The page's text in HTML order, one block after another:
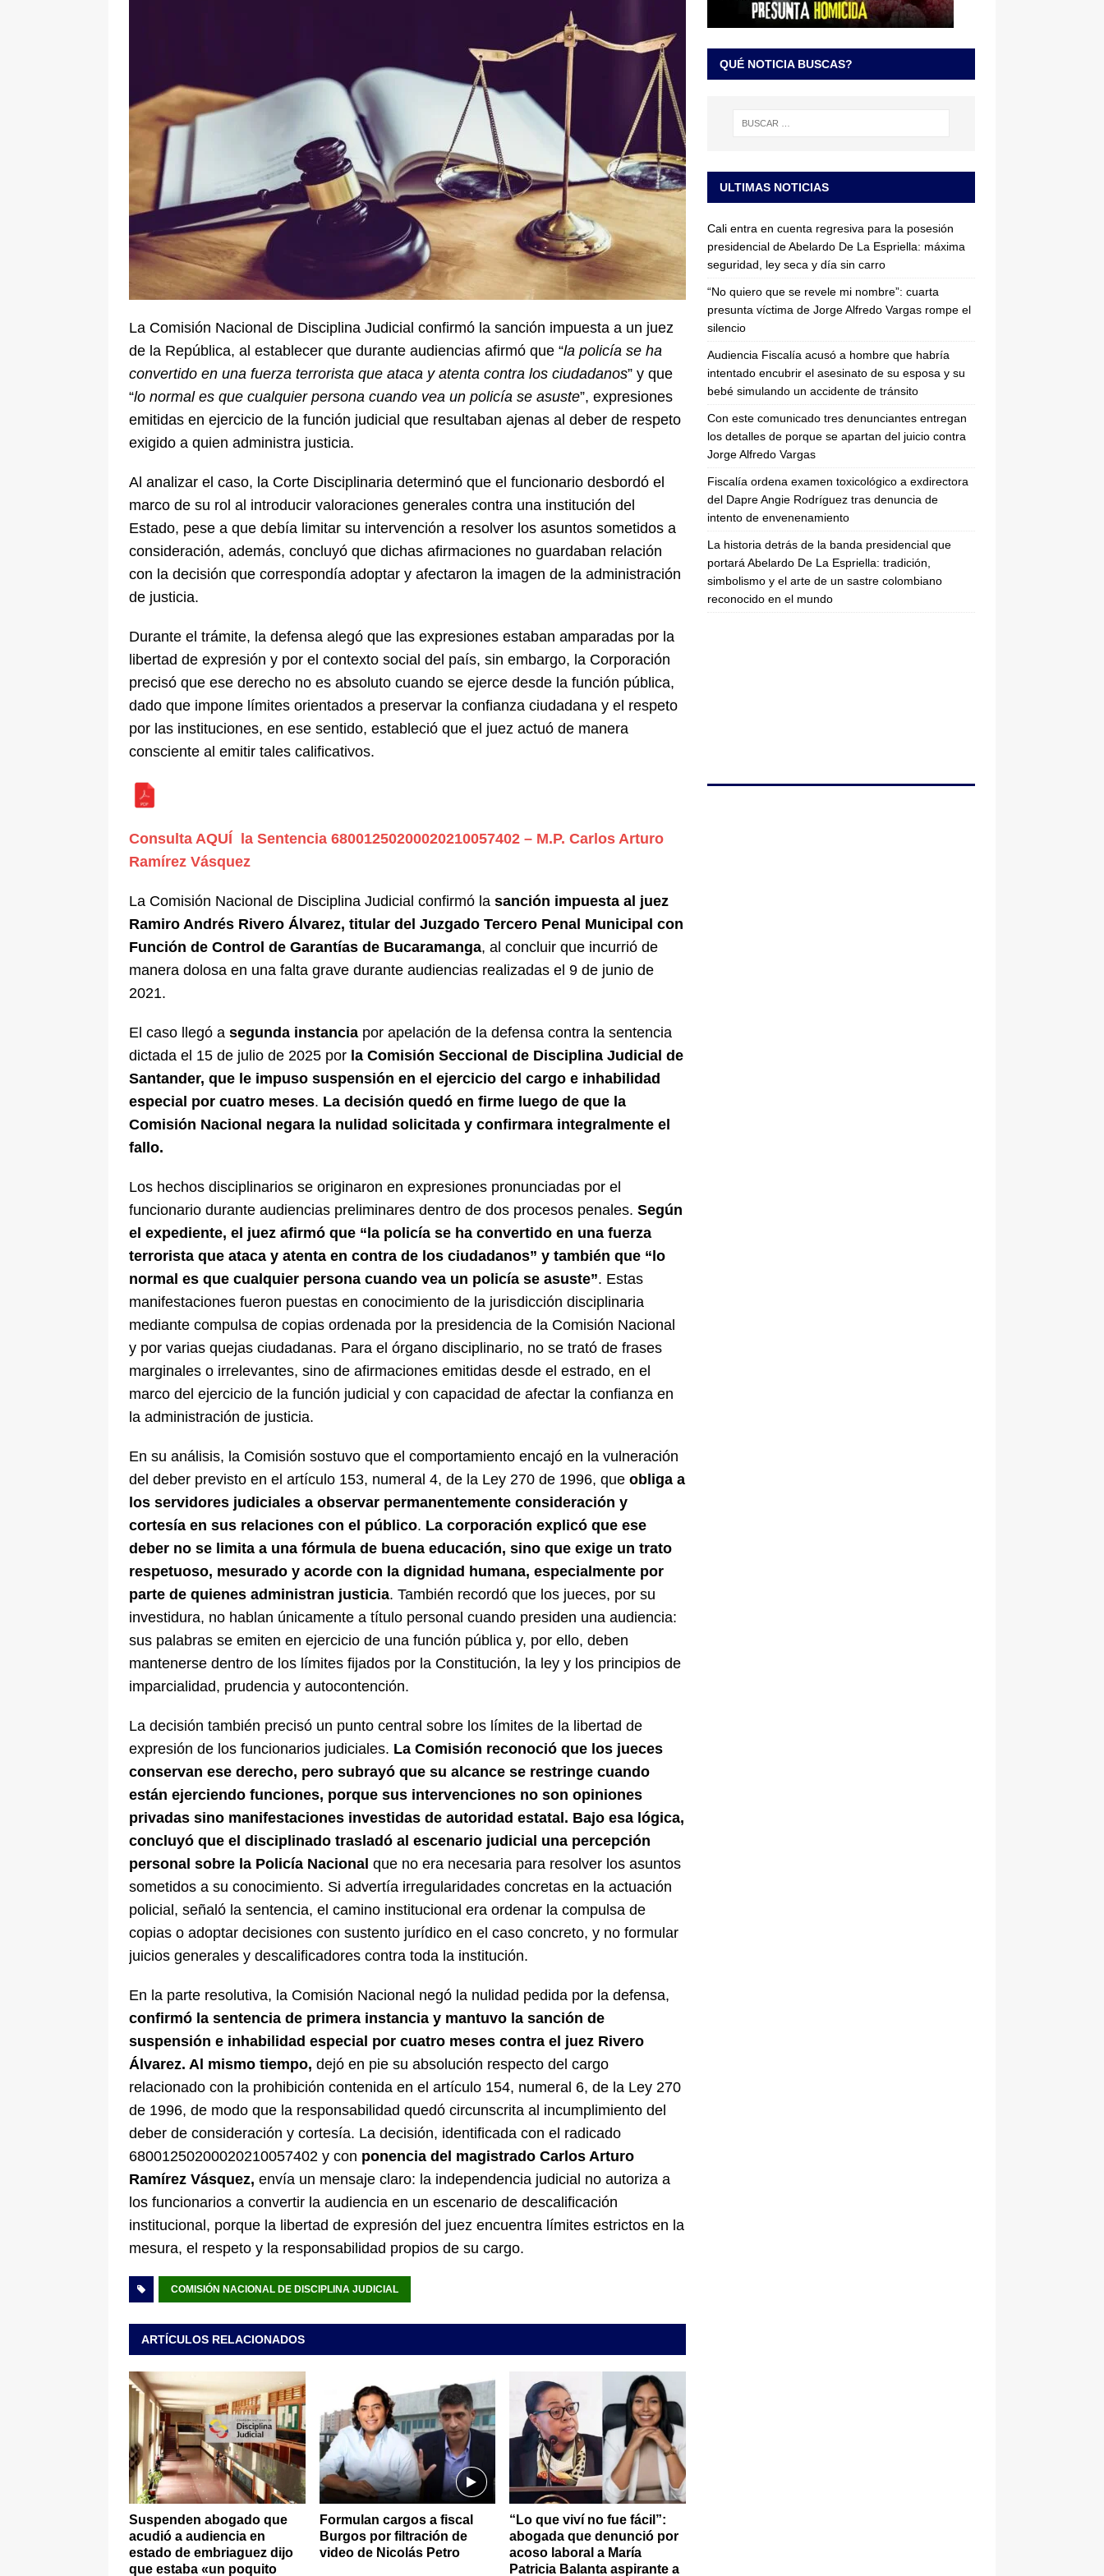
Fiscalía ordena examen toxicológico a exdirectora del Dapre Angie Rodríguez
La Comisión Nacional de Disciplina Judicial confirmó la sanción impuesta a un juez
de la República, al establecer que durante audiencias afirmó que “la policía se ha
convertido en una fuerza terrorista que ataca y atenta contra los ciudadanos” y que
“lo normal es que cualquier persona cuando vea un policía se asuste”, expresiones
emitidas en ejercicio de la función judicial que resultaban ajenas al deber de respeto
exigido a quien administra justicia.
Al analizar el caso, la Corte Disciplinaria determinó que el funcionario desbordó el
marco de su rol al introducir valoraciones generales contra una institución del
Estado, pese a que debía limitar su intervención a resolver los asuntos sometidos a
consideración, además, concluyó que dichas afirmaciones no guardaban relación
con la decisión que correspondía adoptar y afectaron la imagen de la administración
de justicia.
Durante el trámite, la defensa alegó que las expresiones estaban amparadas por la
libertad de expresión y por el contexto social del país, sin embargo, la Corporación
precisó que ese derecho no es absoluto cuando se ejerce desde la función pública,
dado que impone límites orientados a preservar la confianza ciudadana y el respeto
por las instituciones, en ese sentido, estableció que el juez actuó de manera
consciente al emitir tales calificativos.
Consulta AQUÍ la Sentencia 68001250200020210057402 – M.P. Carlos Arturo
Ramírez Vásquez
La Comisión Nacional de Disciplina Judicial confirmó la sanción impuesta al juez
Ramiro Andrés Rivero Álvarez, titular del Juzgado Tercero Penal Municipal con
Función de Control de Garantías de Bucaramanga, al concluir que incurrió de
manera dolosa en una falta grave durante audiencias realizadas el 9 de junio de
2021.
El caso llegó a segunda instancia por apelación de la defensa contra la sentencia
dictada el 15 de julio de 2025 por la Comisión Seccional de Disciplina Judicial de
Santander, que le impuso suspensión en el ejercicio del cargo e inhabilidad
especial por cuatro meses. La decisión quedó en firme luego de que la
Comisión Nacional negara la nulidad solicitada y confirmara integralmente el
fallo.
Los hechos disciplinarios se originaron en expresiones pronunciadas por el
funcionario durante audiencias preliminares dentro de dos procesos penales. Según
el expediente, el juez afirmó que “la policía se ha convertido en una fuerza
terrorista que ataca y atenta en contra de los ciudadanos” y también que “lo
normal es que cualquier persona cuando vea un policía se asuste”. Estas
manifestaciones fueron puestas en conocimiento de la jurisdicción disciplinaria
mediante compulsa de copias ordenada por la presidencia de la Comisión Nacional
y por varias quejas ciudadanas. Para el órgano disciplinario, no se trató de frases
marginales o irrelevantes, sino de afirmaciones emitidas desde el estrado, en el
marco del ejercicio de la función judicial y con capacidad de afectar la confianza en
la administración de justicia.
En su análisis, la Comisión sostuvo que el comportamiento encajó en la vulneración
del deber previsto en el artículo 153, numeral 4, de la Ley 270 de 1996, que obliga a
los servidores judiciales a observar permanentemente consideración y
cortesía en sus relaciones con el público. La corporación explicó que ese
deber no se limita a una fórmula de buena educación, sino que exige un trato
respetuoso, mesurado y acorde con la dignidad humana, especialmente por
parte de quienes administran justicia. También recordó que los jueces, por su
investidura, no hablan únicamente a título personal cuando presiden una audiencia:
sus palabras se emiten en ejercicio de una función pública y, por ello, deben
mantenerse dentro de los límites fijados por la Constitución, la ley y los principios de
imparcialidad, prudencia y autocontención.
La decisión también precisó un punto central sobre los límites de la libertad de
expresión de los funcionarios judiciales. La Comisión reconoció que los jueces
conservan ese derecho, pero subrayó que su alcance se restringe cuando
están ejerciendo funciones, porque sus intervenciones no son opiniones
privadas sino manifestaciones investidas de autoridad estatal. Bajo esa lógica,
concluyó que el disciplinado trasladó al escenario judicial una percepción
personal sobre la Policía Nacional que no era necesaria para resolver los asuntos
sometidos a su conocimiento. Si advertía irregularidades concretas en la actuación
policial, señaló la sentencia, el camino institucional era ordenar la compulsa de
copias o adoptar decisiones con sustento jurídico en el caso concreto, y no formular
juicios generales y descalificadores contra toda la institución.
En la parte resolutiva, la Comisión Nacional negó la nulidad pedida por la defensa,
confirmó la sentencia de primera instancia y mantuvo la sanción de
suspensión e inhabilidad especial por cuatro meses contra el juez Rivero
Álvarez. Al mismo tiempo, dejó en pie su absolución respecto del cargo
relacionado con la prohibición contenida en el artículo 154, numeral 6, de la Ley 270
de 1996, de modo que la responsabilidad quedó circunscrita al incumplimiento del
deber de consideración y cortesía. La decisión, identificada con el radicado
68001250200020210057402 y con ponencia del magistrado Carlos Arturo
Ramírez Vásquez, envía un mensaje claro: la independencia judicial no autoriza a
los funcionarios a convertir la audiencia en un escenario de descalificación
institucional, porque la libertad de expresión del juez encuentra límites estrictos en la
mesura, el respeto y la responsabilidad propios de su cargo.
COMISIÓN NACIONAL DE DISCIPLINA JUDICIAL
ARTÍCULOS RELACIONADOS
Suspenden abogado que
acudió a audiencia en
estado de embriaguez dijo
que estaba «un poquito
Formulan cargos a fiscal
Burgos por filtración de
video de Nicolás Petro
“Lo que viví no fue fácil”:
abogada que denunció por
acoso laboral a María
Patricia Balanta aspirante a
QUÉ NOTICIA BUSCAS?
ULTIMAS NOTICIAS
Cali entra en cuenta regresiva para la posesión
presidencial de Abelardo De La Espriella: máxima
seguridad, ley seca y día sin carro
“No quiero que se revele mi nombre”: cuarta
presunta víctima de Jorge Alfredo Vargas rompe el
silencio
Audiencia Fiscalía acusó a hombre que habría
intentado encubrir el asesinato de su esposa y su
bebé simulando un accidente de tránsito
Con este comunicado tres denunciantes entregan
los detalles de porque se apartan del juicio contra
Jorge Alfredo Vargas
Fiscalía ordena examen toxicológico a exdirectora
del Dapre Angie Rodríguez tras denuncia de
intento de envenenamiento
La historia detrás de la banda presidencial que
portará Abelardo De La Espriella: tradición,
simbolismo y el arte de un sastre colombiano
reconocido en el mundo